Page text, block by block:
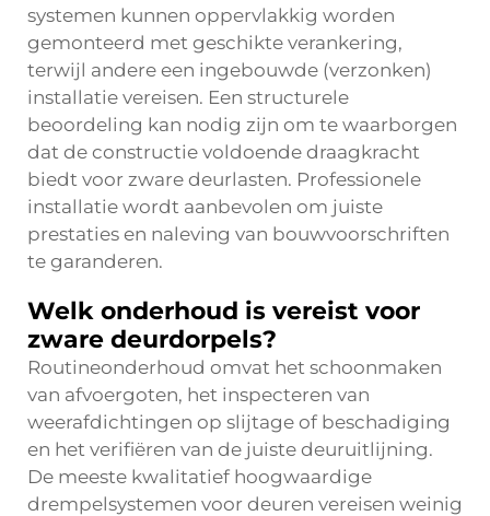
systemen kunnen oppervlakkig worden
gemonteerd met geschikte verankering,
terwijl andere een ingebouwde (verzonken)
installatie vereisen. Een structurele
beoordeling kan nodig zijn om te waarborgen
dat de constructie voldoende draagkracht
biedt voor zware deurlasten. Professionele
installatie wordt aanbevolen om juiste
prestaties en naleving van bouwvoorschriften
te garanderen.
Welk onderhoud is vereist voor
zware deurdorpels?
Routineonderhoud omvat het schoonmaken
van afvoergoten, het inspecteren van
weerafdichtingen op slijtage of beschadiging
en het verifiëren van de juiste deuruitlijning.
De meeste kwalitatief hoogwaardige
drempelsystemen voor deuren vereisen weinig